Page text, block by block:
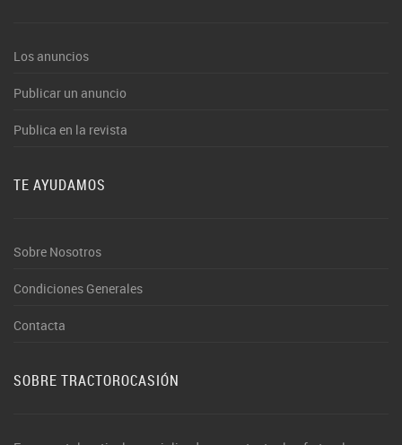
Los anuncios
Publicar un anuncio
Publica en la revista
TE AYUDAMOS
Sobre Nosotros
Condiciones Generales
Contacta
SOBRE TRACTOROCASIÓN